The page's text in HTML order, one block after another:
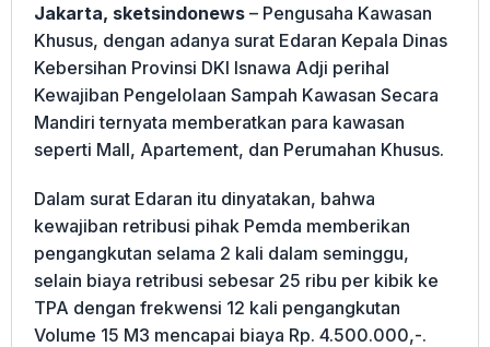
Jakarta, sketsindonews – Pengusaha Kawasan
Khusus, dengan adanya surat Edaran Kepala Dinas
Kebersihan Provinsi DKI Isnawa Adji perihal
Kewajiban Pengelolaan Sampah Kawasan Secara
Mandiri ternyata memberatkan para kawasan
seperti Mall, Apartement, dan Perumahan Khusus.
Dalam surat Edaran itu dinyatakan, bahwa
kewajiban retribusi pihak Pemda memberikan
pengangkutan selama 2 kali dalam seminggu,
selain biaya retribusi sebesar 25 ribu per kibik ke
TPA dengan frekwensi 12 kali pengangkutan
Volume 15 M3 mencapai biaya Rp. 4.500.000,-.